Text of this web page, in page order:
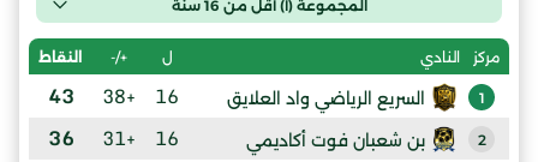
المجموعة (أ) أقل من 16 سنة
مركز النادي ل +/- النقاط
1 السريع الرياضي واد العلايق 16
+38
43
2 بن شعبان فوت أكاديمي 16
+31
36